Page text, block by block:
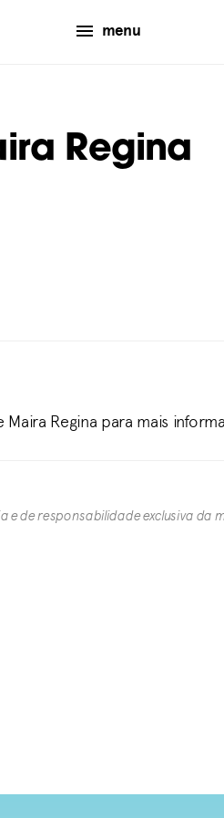
menu
Regina
Regina para mais
de responsabilidade exclusiva da